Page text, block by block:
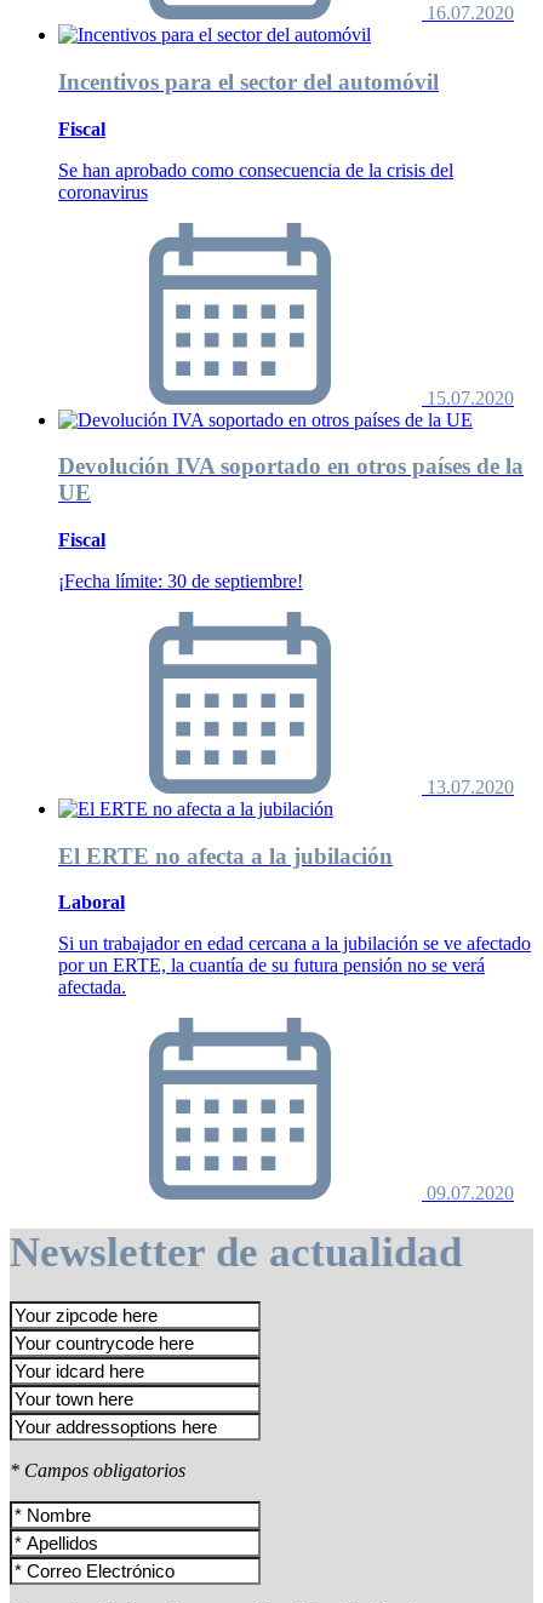
16.07.2020
Incentivos para el sector del automóvil
Fiscal
Se han aprobado como consecuencia de la crisis del
coronavirus
15.07.2020
Devolución IVA soportado en otros países de la
UE
Fiscal
¡Fecha límite: 30 de septiembre!
13.07.2020
El ERTE no afecta a la jubilación
Laboral
Si un trabajador en edad cercana a la jubilación se ve afectado
por un ERTE, la cuantía de su futura pensión no se verá
afectada.
09.07.2020
Newsletter de actualidad
* Campos obligatorios